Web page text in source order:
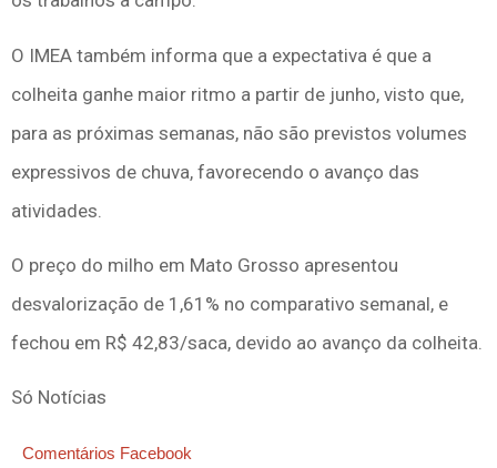
O IMEA também informa que a expectativa é que a
colheita ganhe maior ritmo a partir de junho, visto que,
para as próximas semanas, não são previstos volumes
expressivos de chuva, favorecendo o avanço das
atividades.
O preço do milho em Mato Grosso apresentou
desvalorização de 1,61% no comparativo semanal, e
fechou em R$ 42,83/saca, devido ao avanço da colheita.
Só Notícias
Comentários Facebook